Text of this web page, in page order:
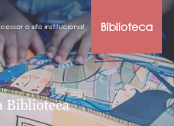
o site institucional Biblioteca
Biblioteca